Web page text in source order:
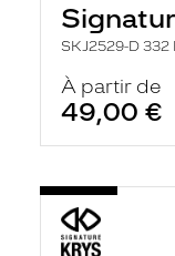
SKJ2529-D 332
À partir de
49,00 €